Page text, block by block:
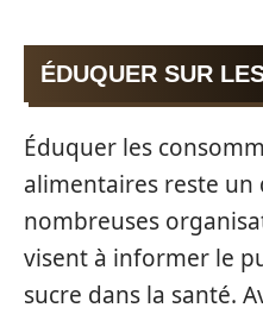
ÉDUQUER SUR
Éduquer les
alimentaires reste un
nombreuses
visent à informer le
sucre dans la santé.